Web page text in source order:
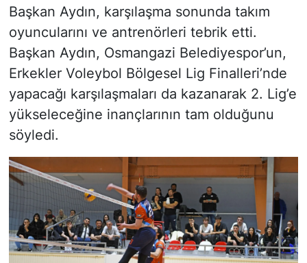
Başkan Aydın, karşılaşma sonunda takım
oyuncularını ve antrenörleri tebrik etti.
Başkan Aydın, Osmangazi Belediyespor’un,
Erkekler Voleybol Bölgesel Lig Finalleri’nde
yapacağı karşılaşmaları da kazanarak 2. Lig’e
yükseleceğine inançlarının tam olduğunu
söyledi.